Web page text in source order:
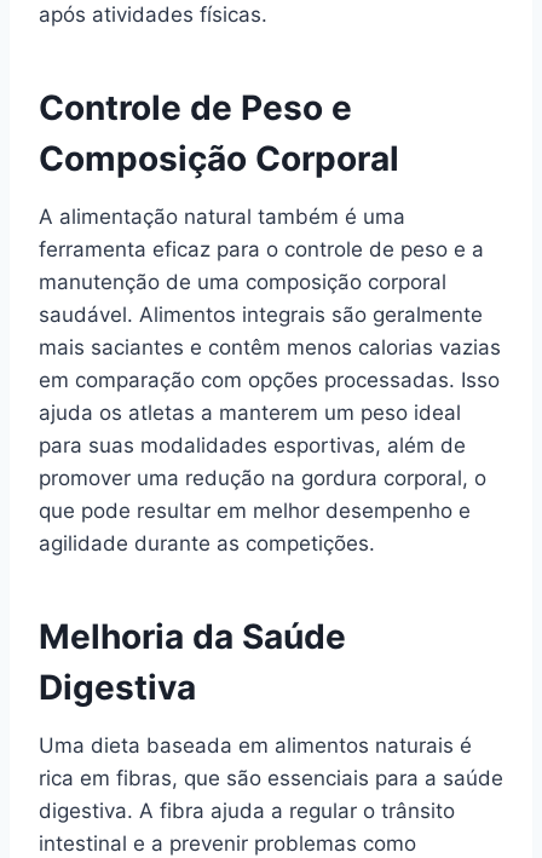
após atividades físicas.
Controle de Peso e
Composição Corporal
A alimentação natural também é uma
ferramenta eficaz para o controle de peso e a
manutenção de uma composição corporal
saudável. Alimentos integrais são geralmente
mais saciantes e contêm menos calorias vazias
em comparação com opções processadas. Isso
ajuda os atletas a manterem um peso ideal
para suas modalidades esportivas, além de
promover uma redução na gordura corporal, o
que pode resultar em melhor desempenho e
agilidade durante as competições.
Melhoria da Saúde
Digestiva
Uma dieta baseada em alimentos naturais é
rica em fibras, que são essenciais para a saúde
digestiva. A fibra ajuda a regular o trânsito
intestinal e a prevenir problemas como